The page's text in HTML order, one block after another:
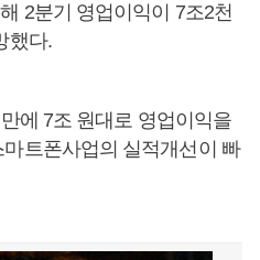
2분기 영업이익이 7조2천
했다.
에 7조 원대로 영업이익을
트폰사업의 실적개선이 빠